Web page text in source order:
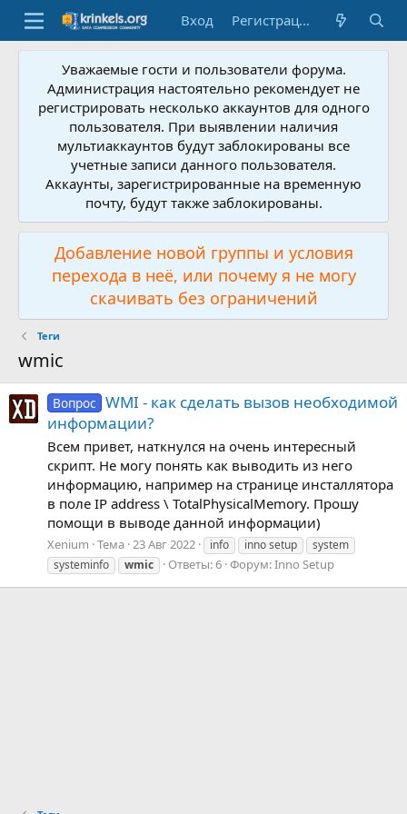
Вход Регистрация
Уважаемые гости и пользователи форума.
Администрация настоятельно рекомендует не
регистрировать несколько аккаунтов для одного
пользователя. При выявлении наличия
мультиаккаунтов будут заблокированы все
учетные записи данного пользователя.
Аккаунты, зарегистрированные на временную
почту, будут также заблокированы.
Добавление новой группы и условия
перехода в неё, или почему я не могу
скачивать без ограничений
Теги
wmic
Вопрос WMI - как сделать вызов необходимой
информации?
Всем привет, наткнулся на очень интересный
скрипт. Не могу понять как выводить из него
информацию, например на странице инсталлятора
в поле IP address \ TotalPhysicalMemory. Прошу
помощи в выводе данной информации)
Xenium Тема 23 Авг 2022 info inno setup
system
systeminfo
wmic Ответы: 6 Форум:Inno Setup